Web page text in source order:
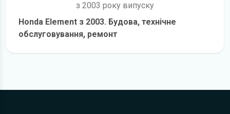
з 2003 року випуску
Honda Element з 2003. Будова, технічне
обслуговування, ремонт